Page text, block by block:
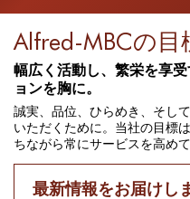
Alfred-MBCの目
幅広く活動し、繁栄を享
ョンを胸に。
誠実、品位、ひらめき、そし
いただくために。当社の目標
ちながら常にサービスを高め
最新情報をお届けし